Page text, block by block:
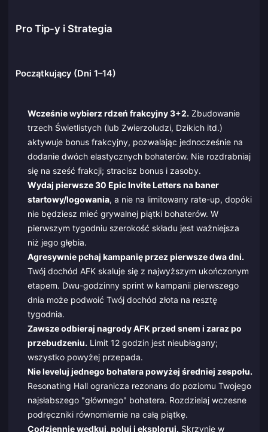
Pro Tip-y i Strategia
Początkujący (Dni 1–14)
Wcześnie wybierz rdzeń frakcyjny 3+2. Zbudowanie
trzech Świetlistych (lub Zwierzoludzi, Dzikich itd.)
aktywuje bonus frakcyjny, pozwalając jednocześnie na
dodanie dwóch elastycznych bohaterów. Nie rozdrabniaj
się na sześć frakcji; stracisz bonus i zasoby.
Wydaj pierwsze 30 Epic Invite Letters na baner
startowy/logowania, a nie na limitowany rate-up, dopóki
nie będziesz mieć grywalnej piątki bohaterów. W
pierwszym tygodniu szerokość składu jest ważniejsza
niż jego głębia.
Agresywnie pchaj kampanię przez pierwsze dwa dni.
Twój dochód AFK skaluje się z najwyższym ukończonym
etapem. Dwu-godzinny sprint w kampanii pierwszego
dnia może podwoić Twój dochód złota na resztę
tygodnia.
Zawsze odbieraj nagrody AFK przed snem i zaraz po
przebudzeniu. Limit 12 godzin jest nieubłagany;
wszystko powyżej przepada.
Nie leveluj jednego bohatera powyżej średniej zespołu.
Resonating Hall ogranicza rezonans do poziomu Twojego
najsłabszego "głównego" bohatera. Rozdzielaj wczesne
podręczniki równomiernie na całą piątkę.
Codziennie wędkuj, poluj i eksploruj. Skrzynie w